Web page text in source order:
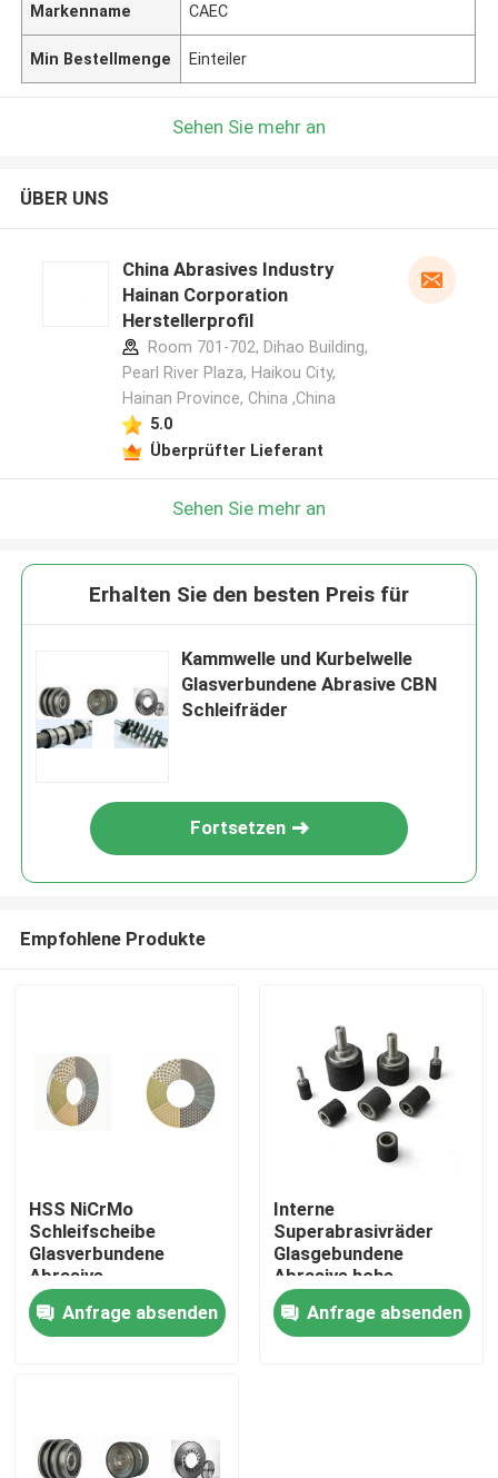
Zu Hause
Videos
Markenname CAEC
Min Bestellmenge Einteiler
Sehen Sie mehr an
ÜBER UNS
China Abrasives Industry
Hainan Corporation
Herstellerprofil
Room 701-702, Dihao Building,
Pearl River Plaza, Haikou City,
Hainan Province, China ,China
5.0
Überprüfter Lieferant
Sehen Sie mehr an
Erhalten Sie den besten Preis für
Kammwelle und Kurbelwelle
Glasverbundene Abrasive CBN
Schleifräder
Fortsetzen
Empfohlene Produkte
HSS NiCrMo
Schleifscheibe
Glasverbundene
Abrasive
Schleifsteinrad
Anfrage absenden
Interne
Superabrasivräder
Glasgebundene
Abrasive hohe
Präzision
Anfrage absenden